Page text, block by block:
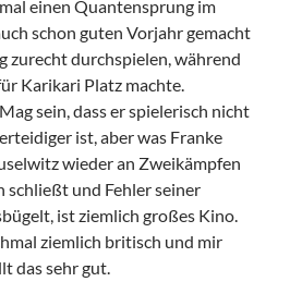
einen Quantensprung im
schon guten Vorjahr gemacht
zurecht durchspielen, während
Karikari Platz machte.
sein, dass er spielerisch nicht
ist, aber was Franke
wieder an Zweikämpfen
schließt und Fehler seiner
ist ziemlich großes Kino.
ziemlich britisch und mir
das sehr gut.